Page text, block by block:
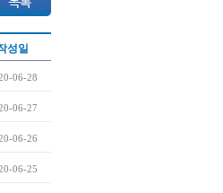
성일
06-28
06-27
06-26
06-25